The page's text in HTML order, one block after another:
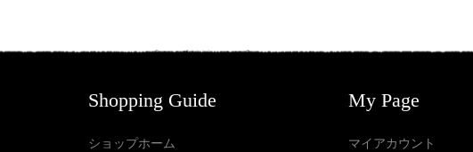
Shopping Guide
ショップホーム
My Page
マイアカウント